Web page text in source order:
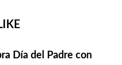
Día del Padre con